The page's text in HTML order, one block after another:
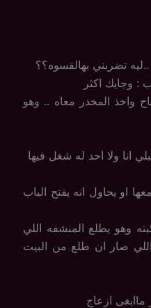
تضربني بهالقسوه؟؟
: وجايك اكثر
واخذ المخدر معاه .. وهو
انا ولا احد له شغل فيها
او يحاول انه يفتح الباب
وهو يطلع المنشفه اللي
صار ان طلع من البيت
ازعاج